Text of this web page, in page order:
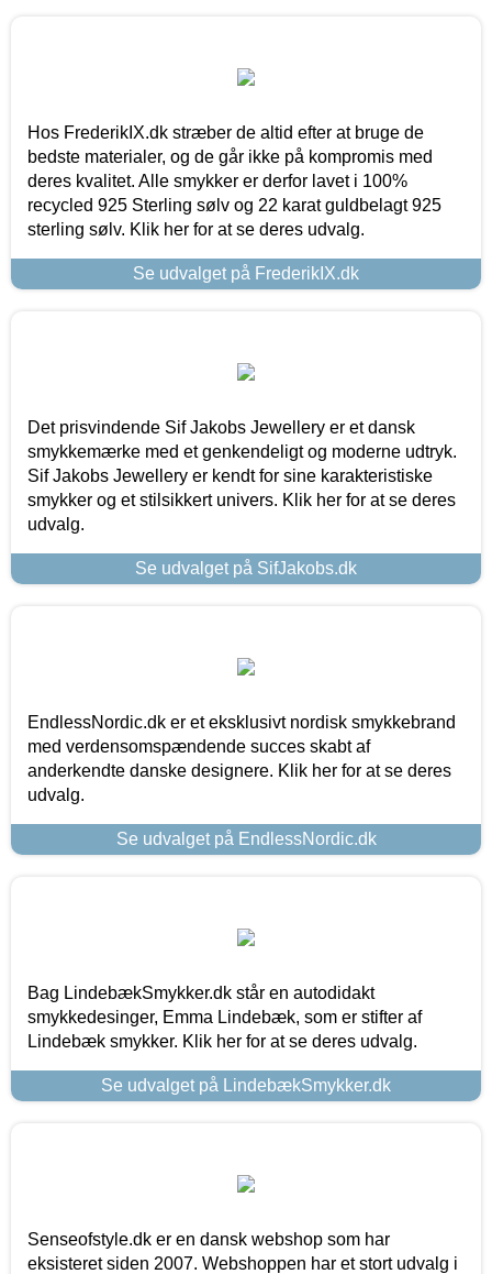
Hos FrederikIX.dk stræber de altid efter at bruge de
bedste materialer, og de går ikke på kompromis med
deres kvalitet. Alle smykker er derfor lavet i 100%
recycled 925 Sterling sølv og 22 karat guldbelagt 925
sterling sølv. Klik her for at se deres udvalg.
Se udvalget på FrederikIX.dk
Det prisvindende Sif Jakobs Jewellery er et dansk
smykkemærke med et genkendeligt og moderne udtryk.
Sif Jakobs Jewellery er kendt for sine karakteristiske
smykker og et stilsikkert univers. Klik her for at se deres
udvalg.
Se udvalget på SifJakobs.dk
EndlessNordic.dk er et eksklusivt nordisk smykkebrand
med verdensomspændende succes skabt af
anderkendte danske designere. Klik her for at se deres
udvalg.
Se udvalget på EndlessNordic.dk
Bag LindebækSmykker.dk står en autodidakt
smykkedesinger, Emma Lindebæk, som er stifter af
Lindebæk smykker. Klik her for at se deres udvalg.
Se udvalget på LindebækSmykker.dk
Senseofstyle.dk er en dansk webshop som har
eksisteret siden 2007. Webshoppen har et stort udvalg i